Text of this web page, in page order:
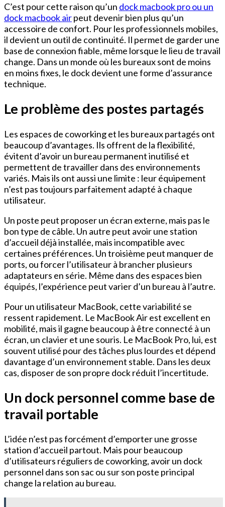
C’est pour cette raison qu’un dock macbook pro ou un
dock macbook airpeut devenir bien plus qu’un
accessoire de confort. Pour les professionnels mobiles,
il devient un outil de continuité. Il permet de garder une
base de connexion fiable, même lorsque le lieu de travail
change. Dans un monde où les bureaux sont de moins
en moins fixes, le dock devient une forme d’assurance
technique.
Le problème des postes partagés
Les espaces de coworking et les bureaux partagés ont
beaucoup d’avantages. Ils offrent de la flexibilité,
évitent d’avoir un bureau permanent inutilisé et
permettent de travailler dans des environnements
variés. Mais ils ont aussi une limite : leur équipement
n’est pas toujours parfaitement adapté à chaque
utilisateur.
Un poste peut proposer un écran externe, mais pas le
bon type de câble. Un autre peut avoir une station
d’accueil déjà installée, mais incompatible avec
certaines préférences. Un troisième peut manquer de
ports, ou forcer l’utilisateur à brancher plusieurs
adaptateurs en série. Même dans des espaces bien
équipés, l’expérience peut varier d’un bureau à l’autre.
Pour un utilisateur MacBook, cette variabilité se
ressent rapidement. Le MacBook Air est excellent en
mobilité, mais il gagne beaucoup à être connecté à un
écran, un clavier et une souris. Le MacBook Pro, lui, est
souvent utilisé pour des tâches plus lourdes et dépend
davantage d’un environnement stable. Dans les deux
cas, disposer de son propre dock réduit l’incertitude.
Un dock personnel comme base de
travail portable
L’idée n’est pas forcément d’emporter une grosse
station d’accueil partout. Mais pour beaucoup
d’utilisateurs réguliers de coworking, avoir un dock
personnel dans son sac ou sur son poste principal
change la relation au bureau.